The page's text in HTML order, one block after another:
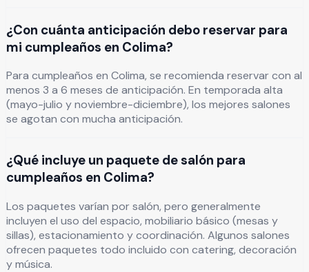
¿Con cuánta anticipación debo reservar para
mi cumpleaños en Colima?
Para cumpleaños en Colima, se recomienda reservar con al
menos 3 a 6 meses de anticipación. En temporada alta
(mayo-julio y noviembre-diciembre), los mejores salones
se agotan con mucha anticipación.
¿Qué incluye un paquete de salón para
cumpleaños en Colima?
Los paquetes varían por salón, pero generalmente
incluyen el uso del espacio, mobiliario básico (mesas y
sillas), estacionamiento y coordinación. Algunos salones
ofrecen paquetes todo incluido con catering, decoración
y música.